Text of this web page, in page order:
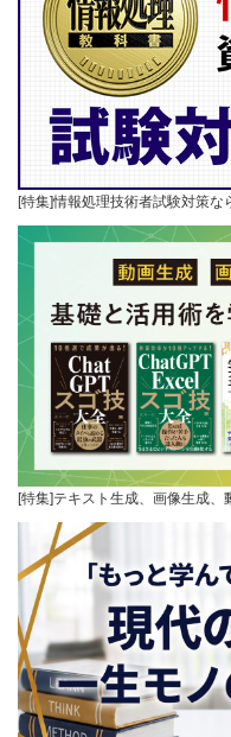
[特集]情報処理技術者試験対策な
[特集]テキスト生成、画像生成